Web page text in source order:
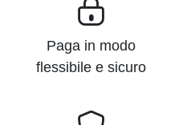
Paga in modo
flessibile e sicuro